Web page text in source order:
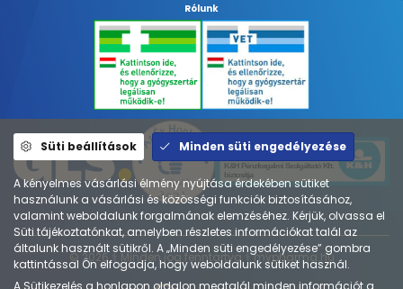
Rólunk
© 2026 ⚕︎ Minden jog fenntartva ⚕︎ mypharma.hu
Süti beállítások Minden süti engedélyezése
A kényelmes vásárlási élmény nyújtása érdekében sütiket
használunk a vásárlási és közösségi funkciók biztosításához,
valamint weboldalunk forgalmának elemzéséhez. Kérjük, olvassa el
Süti tájékoztatónkat, amelyben részletes információkat talál az
általunk használt sütikről. A „Minden süti engedélyezése” gombra
kattintással Ön elfogadja, hogy weboldalunk sütiket használ.
A Sütikezelés a honlapon oldalon megtalál minden információt a